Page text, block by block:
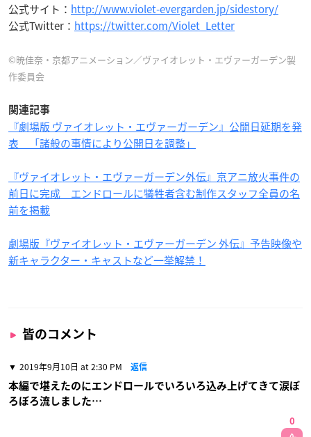
公式サイト： http://www.violet-evergarden.jp/sidestory/
公式Twitter： https://twitter.com/Violet_Letter
©暁佳奈・京都アニメーション／ヴァイオレット・エヴァーガーデン製
作委員会
関連記事
『劇場版 ヴァイオレット・エヴァーガーデン』公開日延期を発
表 「諸般の事情により公開日を調整」
『ヴァイオレット・エヴァーガーデン外伝』京アニ放火事件の
前日に完成 エンドロールに犠牲者含む制作スタッフ全員の名
前を掲載
劇場版『ヴァイオレット・エヴァーガーデン 外伝』予告映像や
新キャラクター・キャストなど一挙解禁！
皆のコメント
2019年9月10日 at 2:30 PM 返信
本編で堪えたのにエンドロールでいろいろ込み上げてきて涙ぼ
ろぼろ流しました…
0